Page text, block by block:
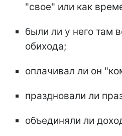
"свое" или как
были ли у него там
обихода;
оплачивал ли он
праздновали ли
объединяли ли